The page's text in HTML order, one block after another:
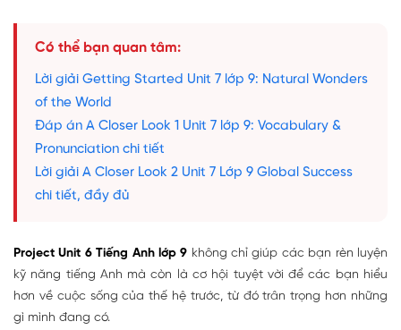
Có thể bạn quan tâm:
Lời giải Getting Started Unit 7 lớp 9: Natural Wonders
of the World
Đáp án A Closer Look 1 Unit 7 lớp 9: Vocabulary &
Pronunciation chi tiết
Lời giải A Closer Look 2 Unit 7 Lớp 9 Global Success
chi tiết, đầy đủ
Project Unit 6 Tiếng Anh lớp 9 không chỉ giúp các bạn rèn luyện
kỹ năng tiếng Anh mà còn là cơ hội tuyệt vời để các bạn hiểu
hơn về cuộc sống của thế hệ trước, từ đó trân trọng hơn những
gì mình đang có.